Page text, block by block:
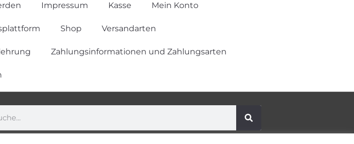
Impressum Kasse Mein Konto
Shop Versandarten
Zahlungsinformationen und Zahlungsarten